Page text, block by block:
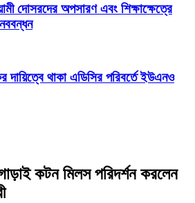
দোসরদের অপসারণ এবং শিক্ষাক্ষেত্রে
দায়িত্বে থাকা এডিসির পরিবর্তে ইউএনও
কটন মিলস পরিদর্শন করলেন